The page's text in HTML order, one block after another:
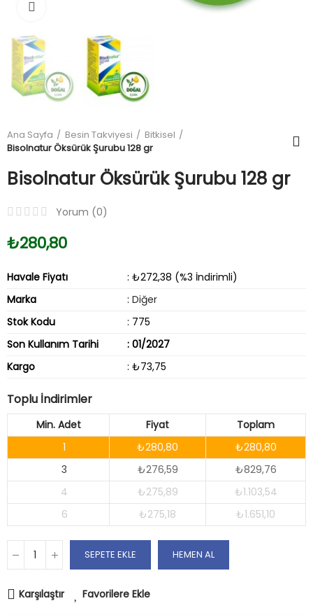
Ana Sayfa Besin Takviyesi
Bitkisel
Bisolnatur Öksürük Şurubu 128 gr
Bisolnatur Öksürük Şurubu 128 gr
Yorum (0)
₺280,80
Havale Fiyatı
: ₺272,38 (%3 İndirimli)
Marka
: Diğer
Stok Kodu
: 775
Son Kullanım Tarihi
: 01/2027
Kargo
: ₺73,75
Toplu İndirimler
Min. Adet Fiyat
Toplam
1
₺280,80
₺280,80
3
₺276,59
₺829,76
4
₺275,89
₺1.103,54
6
₺275,18 ₺1.651,10
SEPETE EKLE HEMEN AL
Karşılaştır Favorilere Ekle